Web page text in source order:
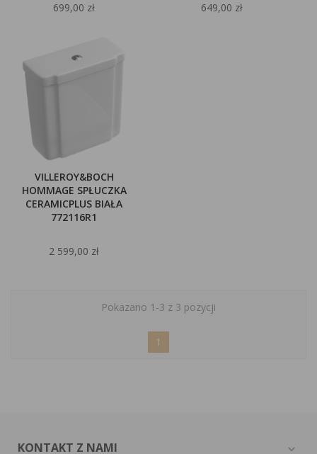
699,00 zł 649,00 zł
VILLEROY&BOCH
HOMMAGE SPŁUCZKA
CERAMICPLUS BIAŁA
772116R1
2 599,00 zł
Pokazano 1-3 z 3 pozycji
1
KONTAKT Z NAMI expand_more